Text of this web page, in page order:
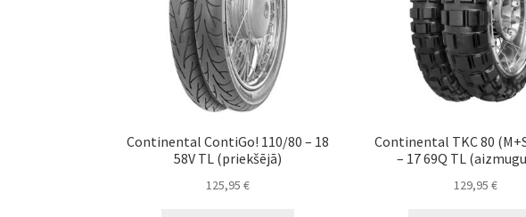
Continental ContiGo! 110/80 – 18
58V TL (priekšējā)
125,95€
Continental TKC 80
– 17 69Q TL
129,95 €